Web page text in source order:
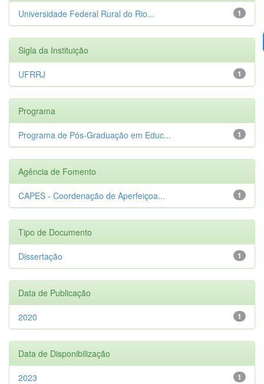
1
Universidade Federal Rural do Rio...
Sigla da Instituição
1
UFRRJ
Programa
1
Programa de Pós-Graduação em Educ...
Agência de Fomento
1
CAPES - Coordenação de Aperfeiçoa...
Tipo de Documento
1
Dissertação
Data de Publicação
1
2020
Data de Disponibilização
1
2023